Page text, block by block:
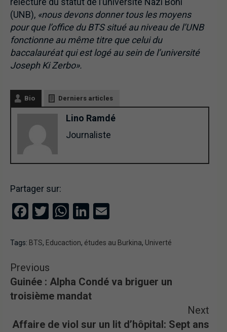
(UNB), «nous devons donner tous les moyens
pour que l’office du BTS situé au niveau de l’UNB
fonctionne au même titre que celui du
baccalauréat qui est logé au sein de l’université
Joseph Ki Zerbo».
Bio Derniers articles
Lino Ramdé
Journaliste
Partager sur:
Facebook
TwitterWhatsApp
LinkedIn
Tags: BTS, Educaction, études au Burkina, Univerté
Previous
Guinée : Alpha Condé va briguer un
troisième mandat
Next
Affaire de viol sur un lit d’hôpital: Sept ans